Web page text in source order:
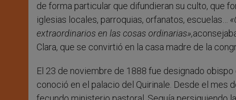
de forma particular que difundieran su culto, que
iglesias locales, parroquias, orfanatos, escuelas…
extraordinarios en las cosas ordinarias»,
Clara, que se convirtió en la casa madre de la
El 23 de noviembre de 1888 fue designado
conoció en el palacio del Quirinale. Desde el mes